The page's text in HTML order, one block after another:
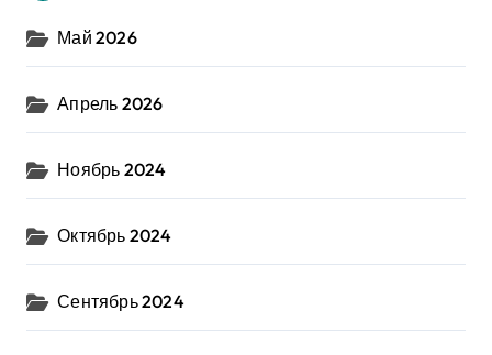
Май 2026
Апрель 2026
Ноябрь 2024
Октябрь 2024
Сентябрь 2024